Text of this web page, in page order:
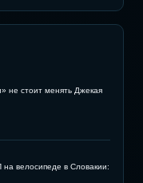
не стоит менять Джекая
велосипеде в Словакии: